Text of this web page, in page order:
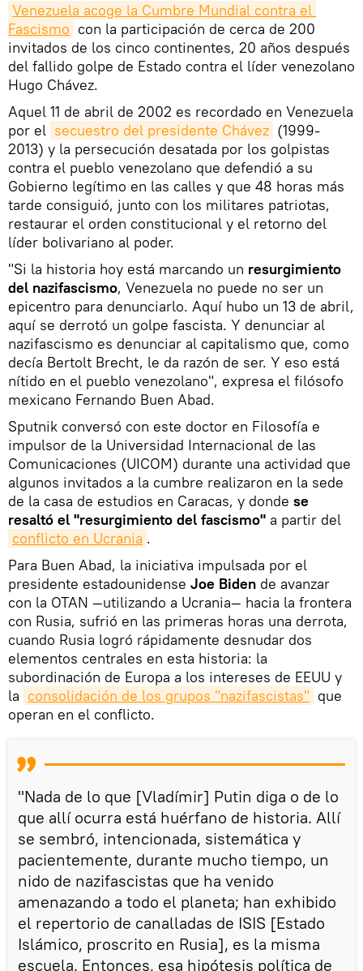
Venezuela acoge la Cumbre Mundial contra el
Fascismo con la participación de cerca de 200
invitados de los cinco continentes, 20 años después
del fallido golpe de Estado contra el líder venezolano
Hugo Chávez.
Aquel 11 de abril de 2002 es recordado en Venezuela
por el secuestro del presidente Chávez (1999-
2013) y la persecución desatada por los golpistas
contra el pueblo venezolano que defendió a su
Gobierno legítimo en las calles y que 48 horas más
tarde consiguió, junto con los militares patriotas,
restaurar el orden constitucional y el retorno del
líder bolivariano al poder.
"Si la historia hoy está marcando un resurgimiento
del nazifascismo, Venezuela no puede no ser un
epicentro para denunciarlo. Aquí hubo un 13 de abril,
aquí se derrotó un golpe fascista. Y denunciar al
nazifascismo es denunciar al capitalismo que, como
decía Bertolt Brecht, le da razón de ser. Y eso está
nítido en el pueblo venezolano", expresa el filósofo
mexicano Fernando Buen Abad.
Sputnik conversó con este doctor en Filosofía e
impulsor de la Universidad Internacional de las
Comunicaciones (UICOM) durante una actividad que
algunos invitados a la cumbre realizaron en la sede
de la casa de estudios en Caracas, y donde se
resaltó el "resurgimiento del fascismo" a partir del
conflicto en Ucrania .
Para Buen Abad, la iniciativa impulsada por el
presidente estadounidense Joe Biden de avanzar
con la OTAN —utilizando a Ucrania— hacia la frontera
con Rusia, sufrió en las primeras horas una derrota,
cuando Rusia logró rápidamente desnudar dos
elementos centrales en esta historia: la
subordinación de Europa a los intereses de EEUU y
la consolidación de los grupos "nazifascistas" que
operan en el conflicto.
"Nada de lo que [Vladímir] Putin diga o de lo
que allí ocurra está huérfano de historia. Allí
se sembró, intencionada, sistemática y
pacientemente, durante mucho tiempo, un
nido de nazifascistas que ha venido
amenazando a todo el planeta; han exhibido
el repertorio de canalladas de ISIS [Estado
Islámico, proscrito en Rusia], es la misma
escuela. Entonces, esa hipótesis política de